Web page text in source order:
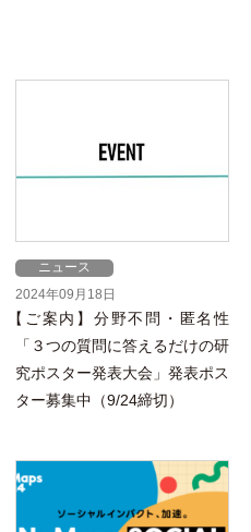
ニュース
2024年09月18日
【 ご案内】分野不問・匿名性
「３つの質問に答えるだけの研
究ポスター発表大会」発表ポス
ター募集中（9/24締切）